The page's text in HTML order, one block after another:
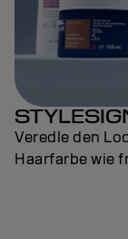
Veredle den
Haarfarbe wie